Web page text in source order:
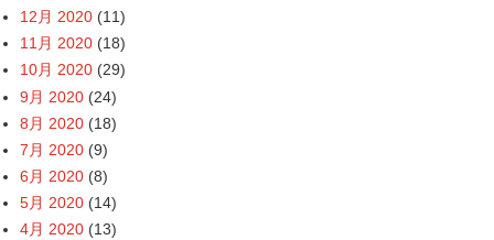
12月 2020 (11)
11月 2020 (18)
10月 2020 (29)
9月 2020 (24)
8月 2020 (18)
7月 2020 (9)
6月 2020 (8)
5月 2020 (14)
4月 2020 (13)